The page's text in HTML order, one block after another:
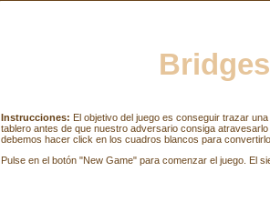
Bridges
Instrucciones: El objetivo del juego es conseguir trazar
tablero antes de que nuestro adversario consiga
debemos hacer click en los cuadros blancos para
Pulse en el botón "New Game" para comenzar el juego. El